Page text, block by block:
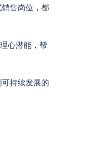
售岗位，都
心潜能，帮
持续发展的